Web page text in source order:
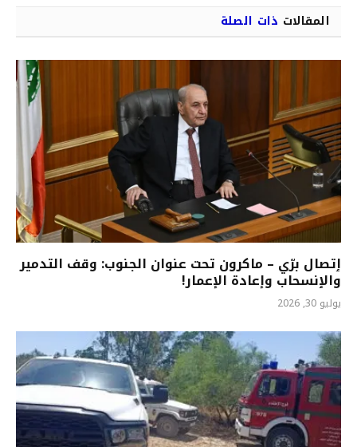
المقالات ذات الصلة
ٳتصال برّي – ماكرون تحت عنوان الجنوب: وقف التدمير
والٳنسحاب وإعادة الإعمار!
يوليو 30, 2026